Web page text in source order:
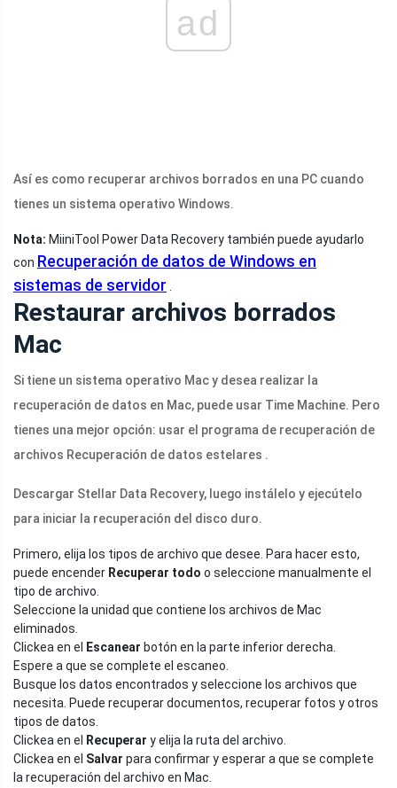
ad
Así es como recuperar archivos borrados en una PC cuando
tienes un sistema operativo Windows.
Nota: MiiniTool Power Data Recovery también puede ayudarlo
con Recuperación de datos de Windows en
sistemas de servidor
Restaurar archivos borrados
Mac
Si tiene un sistema operativo Mac y desea realizar la
recuperación de datos en Mac, puede usar Time Machine. Pero
tienes una mejor opción: usar el programa de recuperación de
archivos Recuperación de datos estelares .
Descargar Stellar Data Recovery, luego instálelo y ejecútelo
para iniciar la recuperación del disco duro.
Primero, elija los tipos de archivo que desee. Para hacer esto,
puede encender Recuperar todo o seleccione manualmente el
tipo de archivo.
Seleccione la unidad que contiene los archivos de Mac
eliminados.
Clickea en el
Escanear botón en la parte inferior derecha.
Espere a que se complete el escaneo.
Busque los datos encontrados y seleccione los archivos que
necesita. Puede recuperar documentos, recuperar fotos y otros
tipos de datos.
Clickea en el
Recuperar y elija la ruta del archivo.
Clickea en el Salvar para confirmar y esperar a que se complete
la recuperación del archivo en Mac.